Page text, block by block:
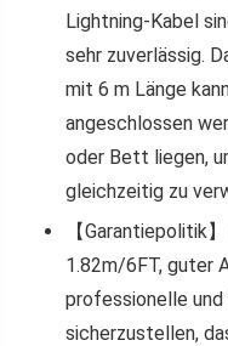
Lightning-Kabel
sehr zuverlässig.
mit 6 m Länge
angeschlossen
oder Bett liegen,
gleichzeitig zu
【Garantiepolitik
1.82m/6FT, guter
professionelle und
sicherzustellen,